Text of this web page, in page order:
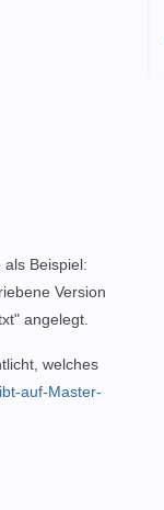
Beispiel:
Version
angelegt.
welches
auf-Master-